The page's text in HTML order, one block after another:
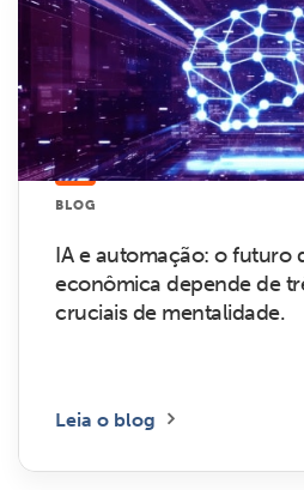
BLOG
IA e automação: o futuro
econômica depende de
cruciais de mentalidade.
Leia o blog